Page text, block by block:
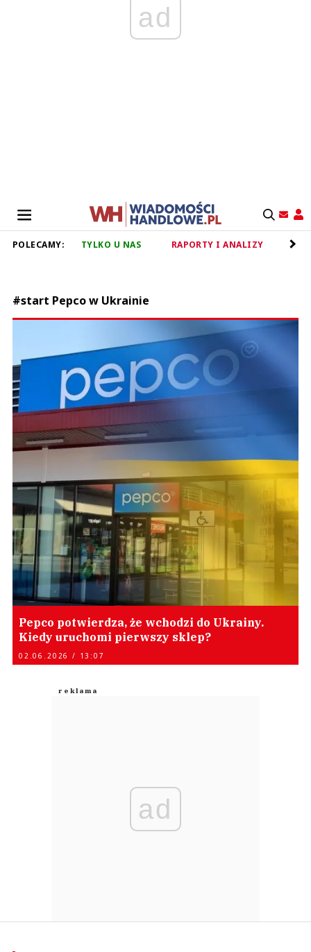
ad
POLECAMY: TYLKO U NAS RAPORTY I ANALIZY
#start Pepco w Ukrainie
Pepco potwierdza, że wchodzi do Ukrainy.
Kiedy uruchomi pierwszy sklep?
02.06.2026 / 13:07
ad